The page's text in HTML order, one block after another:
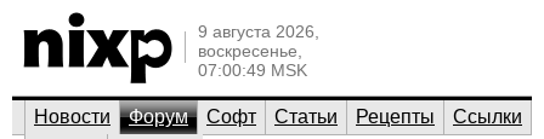
9 августа 2026,
воскресенье,
07:00:49 MSK
Новости Форум Софт Статьи Рецепты
Ссылки